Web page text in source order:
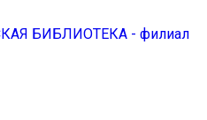
БИБЛИОТЕКА - филиал